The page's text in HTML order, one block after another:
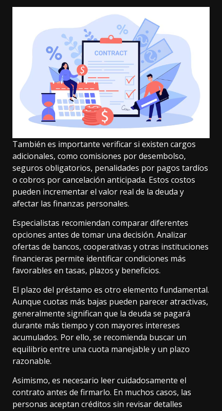
También es importante verificar si existen cargos
adicionales, como comisiones por desembolso,
seguros obligatorios, penalidades por pagos tardíos
o cobros por cancelación anticipada. Estos costos
pueden incrementar el valor real de la deuda y
afectar las finanzas personales.
Especialistas recomiendan comparar diferentes
opciones antes de tomar una decisión. Analizar
ofertas de bancos, cooperativas y otras instituciones
financieras permite identificar condiciones más
favorables en tasas, plazos y beneficios.
El plazo del préstamo es otro elemento fundamental.
Aunque cuotas más bajas pueden parecer atractivas,
generalmente significan que la deuda se pagará
durante más tiempo y con mayores intereses
acumulados. Por ello, se recomienda buscar un
equilibrio entre una cuota manejable y un plazo
razonable.
Asimismo, es necesario leer cuidadosamente el
contrato antes de firmarlo. En muchos casos, las
personas aceptan créditos sin revisar detalles